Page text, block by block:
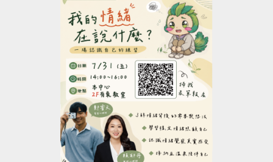
▶ 標示【 ★ 】為平日優惠課程。
▶ 上課請穿著運動服裝，並攜帶毛巾、水。
▶ 有氧、瑜珈、飛輪需年滿15歲；懸吊、空瑜需年滿
▶ 若因人數不足無法開班，將於開課前通知，並請持
原信用卡、繳費憑證及發票至本中心辦理退費。
-洽詢專線：03-2639066 #112